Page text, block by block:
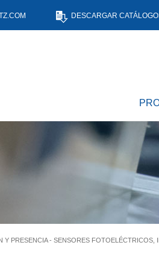
DESCARGAR
Y PRESENCIA - SENSORES FOTOELÉCTRICOS,